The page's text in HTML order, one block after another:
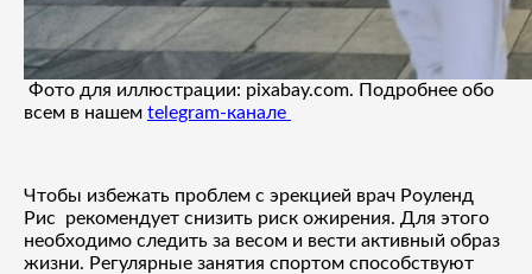
Фото для иллюстрации: pixabay.com. Подробнее обо
всем в нашем telegram-канале
Чтобы избежать проблем с эрекцией врач Роуленд
Рис рекомендует снизить риск ожирения. Для этого
необходимо следить за весом и вести активный образ
жизни. Регулярные занятия спортом способствуют